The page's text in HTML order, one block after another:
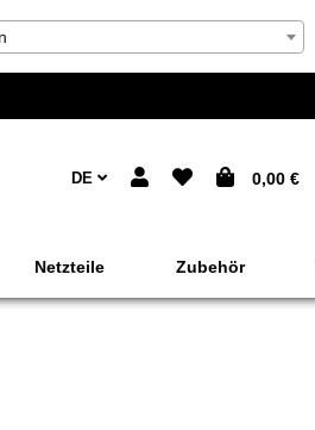
DE 0,00 €
Netzteile Zubehör